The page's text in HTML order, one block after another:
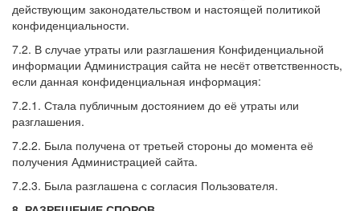
действующим законодательством и настоящей политикой
конфиденциальности.
7.2. В случае утраты или разглашения Конфиденциальной
информации Администрация сайта не несёт ответственность,
если данная конфиденциальная информация:
7.2.1. Стала публичным достоянием до её утраты или
разглашения.
7.2.2. Была получена от третьей стороны до момента её
получения Администрацией сайта.
7.2.3. Была разглашена с согласия Пользователя.